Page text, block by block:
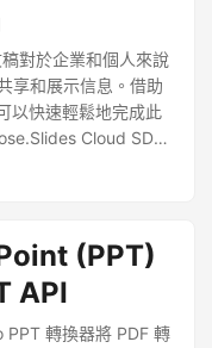
對於企業和個人來說
享和展示信息。借助
以快速輕鬆地完成此
Cloud SDK
的步驟，並提供其他
(PPT)
API
PPT 轉換器將 PDF 轉